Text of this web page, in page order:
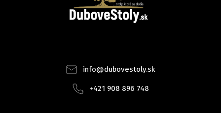
info@dubovestoly.sk
+421 908 896 748